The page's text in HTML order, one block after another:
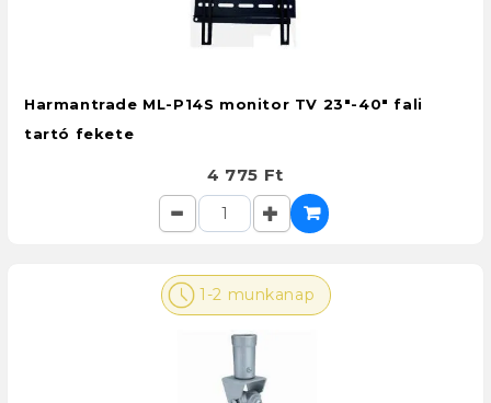
Harmantrade ML-P14S monitor TV 23"-40" fali
tartó fekete
4 775 Ft
1-2 munkanap